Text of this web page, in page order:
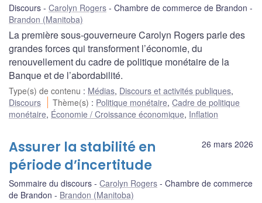
Discours Carolyn Rogers
Chambre de commerce de Brandon
Brandon (Manitoba)
La première sous-gouverneure Carolyn Rogers parle des
grandes forces qui transforment l’économie, du
renouvellement du cadre de politique monétaire de la
Banque et de l’abordabilité.
Type(s) de contenu : Médias, Discours et activités publiques,
Discours
Thème(s) : Politique monétaire,Cadre de politique
monétaire, Économie / Croissance économique, Inflation
26 mars 2026
Assurer la stabilité en
période d’incertitude
Sommaire du discours Carolyn Rogers
Chambre de commerce
de Brandon
Brandon (Manitoba)